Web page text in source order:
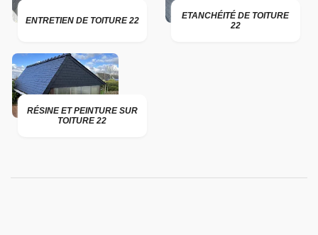
ENTRETIEN DE TOITURE 22
ETANCHÉITÉ DE TOITURE
22
RÉSINE ET PEINTURE SUR
TOITURE 22